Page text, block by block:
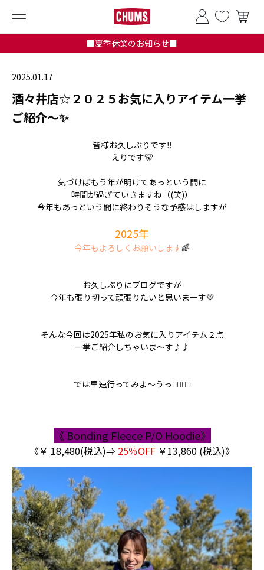
■夏季休業のお知らせ■
2025.01.17
酒々井店☆２０２５お気に入りアイテム一挙
ご紹介～✨
皆様お久しぶりです‼
えりです🐻
気づけばもう年が明けてあっという間に
時間が過ぎていきますね（(笑)）
今年もあっという間に終わりそうな予感はしますが
2025年
今年もよろしくお願いします🌈
お久しぶりにブログですが
今年も張り切って頑張りたいと思いまーす💚
そんな今回は2025年私のお気に入りアイテム２点
一挙ご紹介しちゃいま～す♪♪
では早速行ってみよ～うっ🏃‍♀️🏃‍♀️
《 Bonding Fleece P/O Hoodie》
《￥ 18,480(税込)⇒ 25％OFF ￥13,860 (税込)》